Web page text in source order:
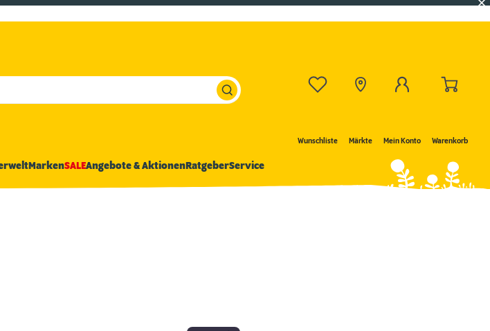
Wunschliste Märkte Mein Konto Warenkorb
MarkenSALEAngebote & AktionenRatgeberService